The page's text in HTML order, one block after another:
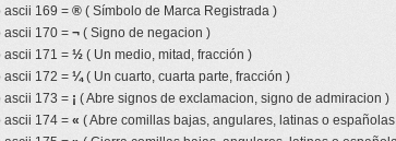
ascii 169 = ® ( Símbolo de Marca Registrada )
ascii 170 = ¬ ( Signo de negacion )
ascii 171 = ½ ( Un medio, mitad, fracción )
ascii 172 = ¼( Un cuarto, cuarta parte, fracción )
ascii 173 = ¡ ( Abre signos de exclamacion, signo de admiracion )
ascii 174 = « ( Abre comillas bajas, angulares, latinas o